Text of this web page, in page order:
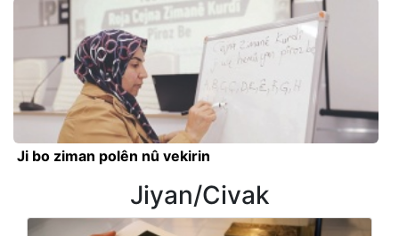
Ji bo ziman polên nû vekirin
Jiyan/Civak